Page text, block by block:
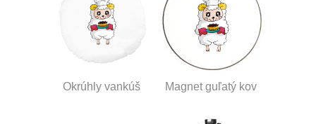
Okrúhly vankúš Magnet guľatý kov